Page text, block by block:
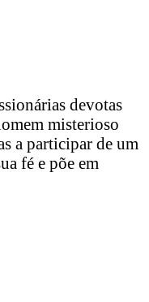
devotas
misterioso
a participar de um
fé e põe em